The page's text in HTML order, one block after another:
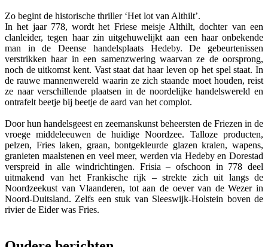
Zo begint de historische thriller ‘Het lot van Althilt’.
In het jaar 778, wordt het Friese meisje Althilt, dochter van een
clanleider, tegen haar zin uitgehuwelijkt aan een haar onbekende
man in de Deense handelsplaats Hedeby. De gebeurtenissen
verstrikken haar in een samenzwering waarvan ze de oorsprong,
noch de uitkomst kent. Vast staat dat haar leven op het spel staat. In
de rauwe mannenwereld waarin ze zich staande moet houden, reist
ze naar verschillende plaatsen in de noordelijke handelswereld en
ontrafelt beetje bij beetje de aard van het complot.
Door hun handelsgeest en zeemanskunst beheersten de Friezen in de
vroege middeleeuwen de huidige Noordzee. Talloze producten,
pelzen, Fries laken, graan, bontgekleurde glazen kralen, wapens,
granieten maalstenen en veel meer, werden via Hedeby en Dorestad
verspreid in alle windrichtingen. Frisia – ofschoon in 778 deel
uitmakend van het Frankische rijk – strekte zich uit langs de
Noordzeekust van Vlaanderen, tot aan de oever van de Wezer in
Noord-Duitsland. Zelfs een stuk van Sleeswijk-Holstein boven de
rivier de Eider was Fries.